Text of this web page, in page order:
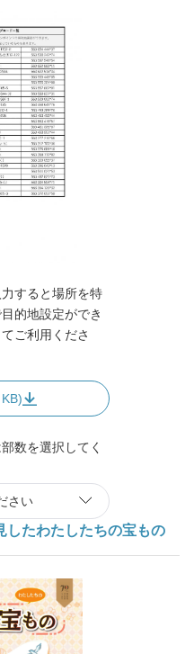
すると場所を特
的地設定ができ
ご利用くださ
数を選択してく
したわたしたちの宝もの